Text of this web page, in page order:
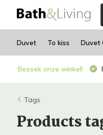
Duvet To kiss Duvet
Bezoek onze winkel!
Tags
Products